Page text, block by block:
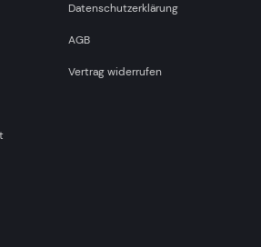
Datenschutzerklärung
AGB
Vertrag widerrufen